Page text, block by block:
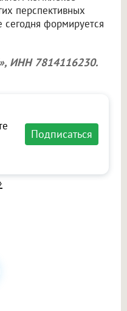
перспективных
сегодня формируется
ИНН 7814116230.
Подписаться